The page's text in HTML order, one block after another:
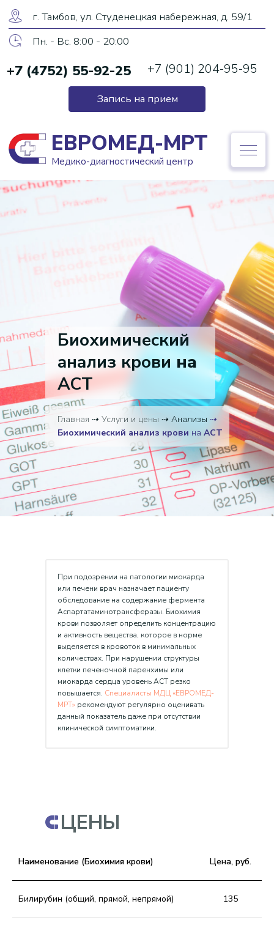
ЕВРОМЕД-МРТ
Медико-диагностический центр
Пн. - Вс. 8:00 - 20:00
г. Тамбов, ул. Студенецкая набережная, д. 59/1
Запись на прием
+7 (4752) 55-92-25
ЕВРОМЕД-МРТ
Медико-диагностический центр
Запись на прием
Биохимический
анализ крови на
АСТ
Главная ⇢ Услуги и цены ⇢ Анализы ⇢
Биохимический анализ крови на АСТ
При подозрении на патологии миокарда
или печени врач назначает пациенту
обследование на содержание фермента
Аспартатаминотрансферазы. Биохимия
крови позволяет определить концентрацию
и активность вещества, которое в норме
выделяется в кровоток в минимальных
количествах. При нарушении структуры
клетки печеночной паренхимы или
миокарда сердца уровень АСТ резко
повышается. Специалисты МДЦ «ЕВРОМЕД-
МРТ» рекомендуют регулярно оценивать
данный показатель даже при отсутствии
клинической симптоматики.
ЦЕНЫ
Наименование (Биохимия крови) Цена, руб.
Билирубин (общий, прямой, непрямой) 135